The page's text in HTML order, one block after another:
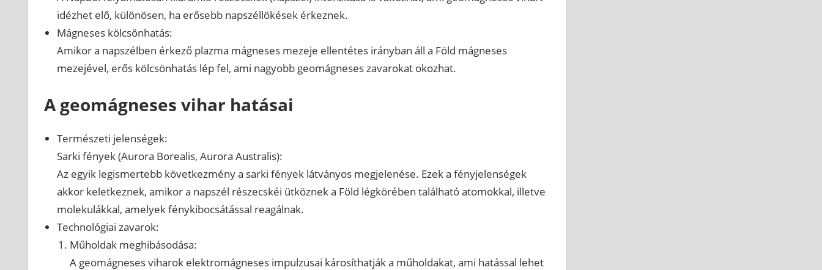
idézhet elő, különösen, ha erősebb napszéllökések érkeznek.
Mágneses kölcsönhatás:
Amikor a napszélben érkező plazma mágneses mezeje ellentétes irányban áll a Föld mágneses
mezejével, erős kölcsönhatás lép fel, ami nagyobb geomágneses zavarokat okozhat.
A geomágneses vihar hatásai
Természeti jelenségek:
Sarki fények (Aurora Borealis, Aurora Australis):
Az egyik legismertebb következmény a sarki fények látványos megjelenése. Ezek a fényjelenségek
akkor keletkeznek, amikor a napszél részecskéi ütköznek a Föld légkörében található atomokkal, illetve
molekulákkal, amelyek fénykibocsátással reagálnak.
Technológiai zavarok:
Műholdak meghibásodása:
A geomágneses viharok elektromágneses impulzusai károsíthatják a műholdakat, ami hatással lehet